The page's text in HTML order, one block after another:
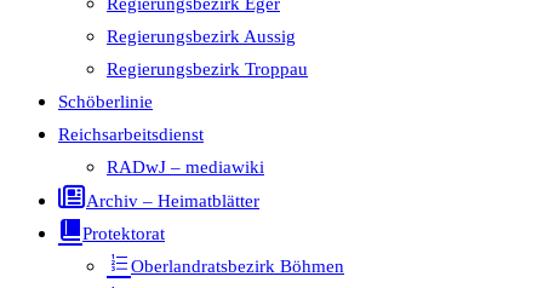
Regierungsbezirk Aussig
Regierungsbezirk Troppau
Schöberlinie
Reichsarbeitsdienst
RADwJ – mediawiki
Archiv – Heimatblätter
Protektorat
Oberlandratsbezirk Böhmen